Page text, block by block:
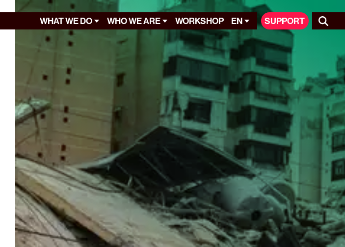
WHAT WE DO WHO WE ARE WORKSHOP EN SUPPORT